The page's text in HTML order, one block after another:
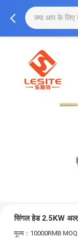
सिंगल हेड 2.5KW
मूल्य：10000RMB